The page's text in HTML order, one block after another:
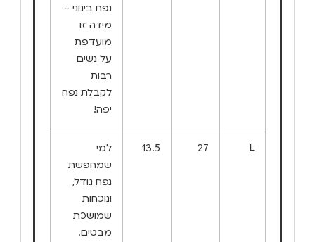
נפח בינוני -
מידה זו
מועדפת
על נשים
רבות
לקבלת נפח
יפה!
L
27
13.5
למי
שמחפשת
נפח גודל,
ונוכחות
שמושכת
מבטים.